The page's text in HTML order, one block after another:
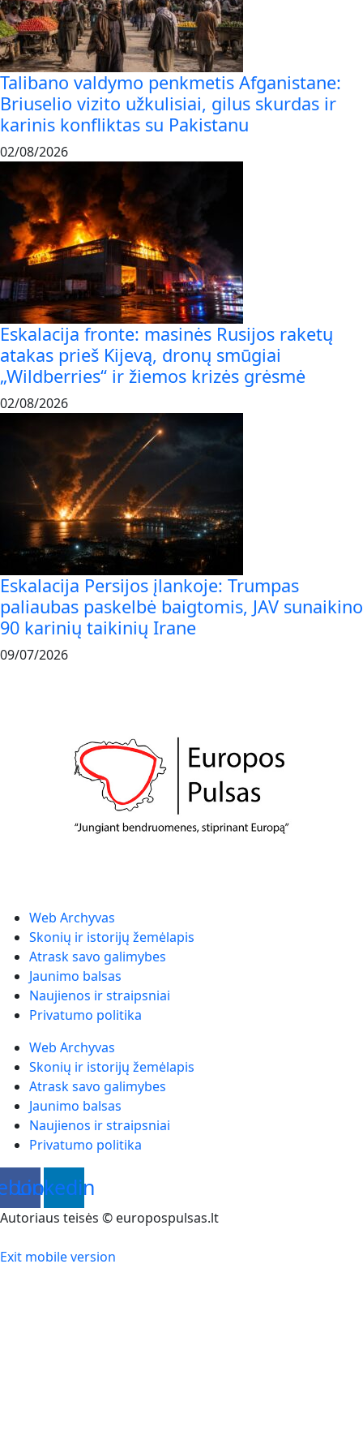
Talibano valdymo penkmetis Afganistane:
Briuselio vizito užkulisiai, gilus skurdas ir
karinis konfliktas su Pakistanu
02/08/2026
Eskalacija fronte: masinės Rusijos raketų
atakas prieš Kijevą, dronų smūgiai
„Wildberries“ ir žiemos krizės grėsmė
02/08/2026
Eskalacija Persijos įlankoje: Trumpas
paliaubas paskelbė baigtomis, JAV sunaikino
90 karinių taikinių Irane
09/07/2026
Web Archyvas
Skonių ir istorijų žemėlapis
Atrask savo galimybes
Jaunimo balsas
Naujienos ir straipsniai
Privatumo politika
Web Archyvas
Skonių ir istorijų žemėlapis
Atrask savo galimybes
Jaunimo balsas
Naujienos ir straipsniai
Privatumo politika
Linkedin
Autoriaus teisės © europospulsas.lt
Exit mobile version